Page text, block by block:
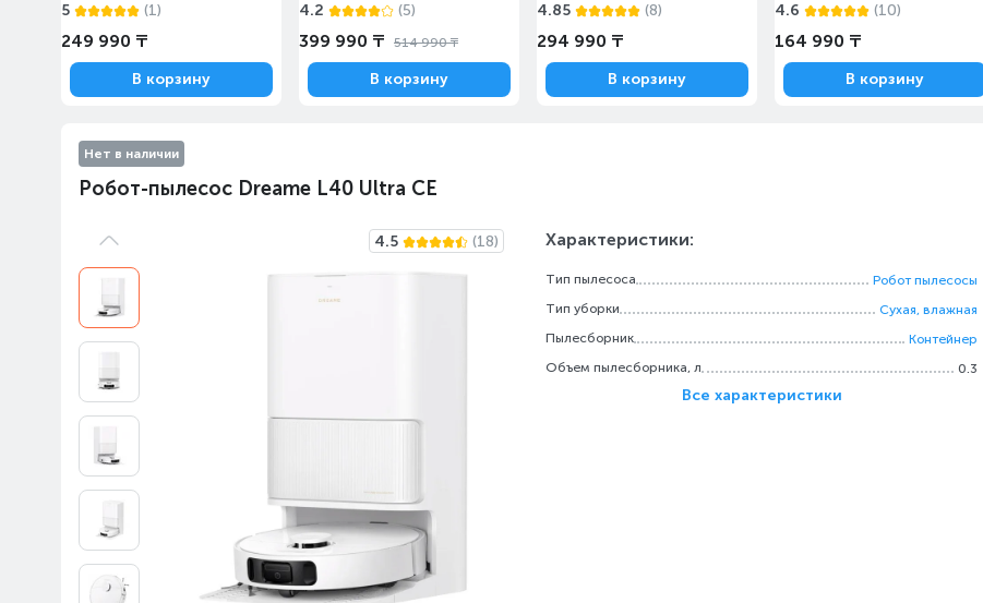
5
(1)
249 990 ₸
В корзину
4.2
(5)
399 990 ₸ 514 990 ₸
В корзину
4.85
(8)
294 990 ₸
В корзину
4.6
(10)
164 990 ₸
В корзину
Нет в наличии
Робот-пылесос Dreame L40 Ultra CE
4.5 (18) Характеристики:
Тип пылесоса
Робот пылесосы
Тип уборки
Сухая, влажная
Пылесборник
Контейнер
Объем пылесборника, л
0.3
Все характеристики